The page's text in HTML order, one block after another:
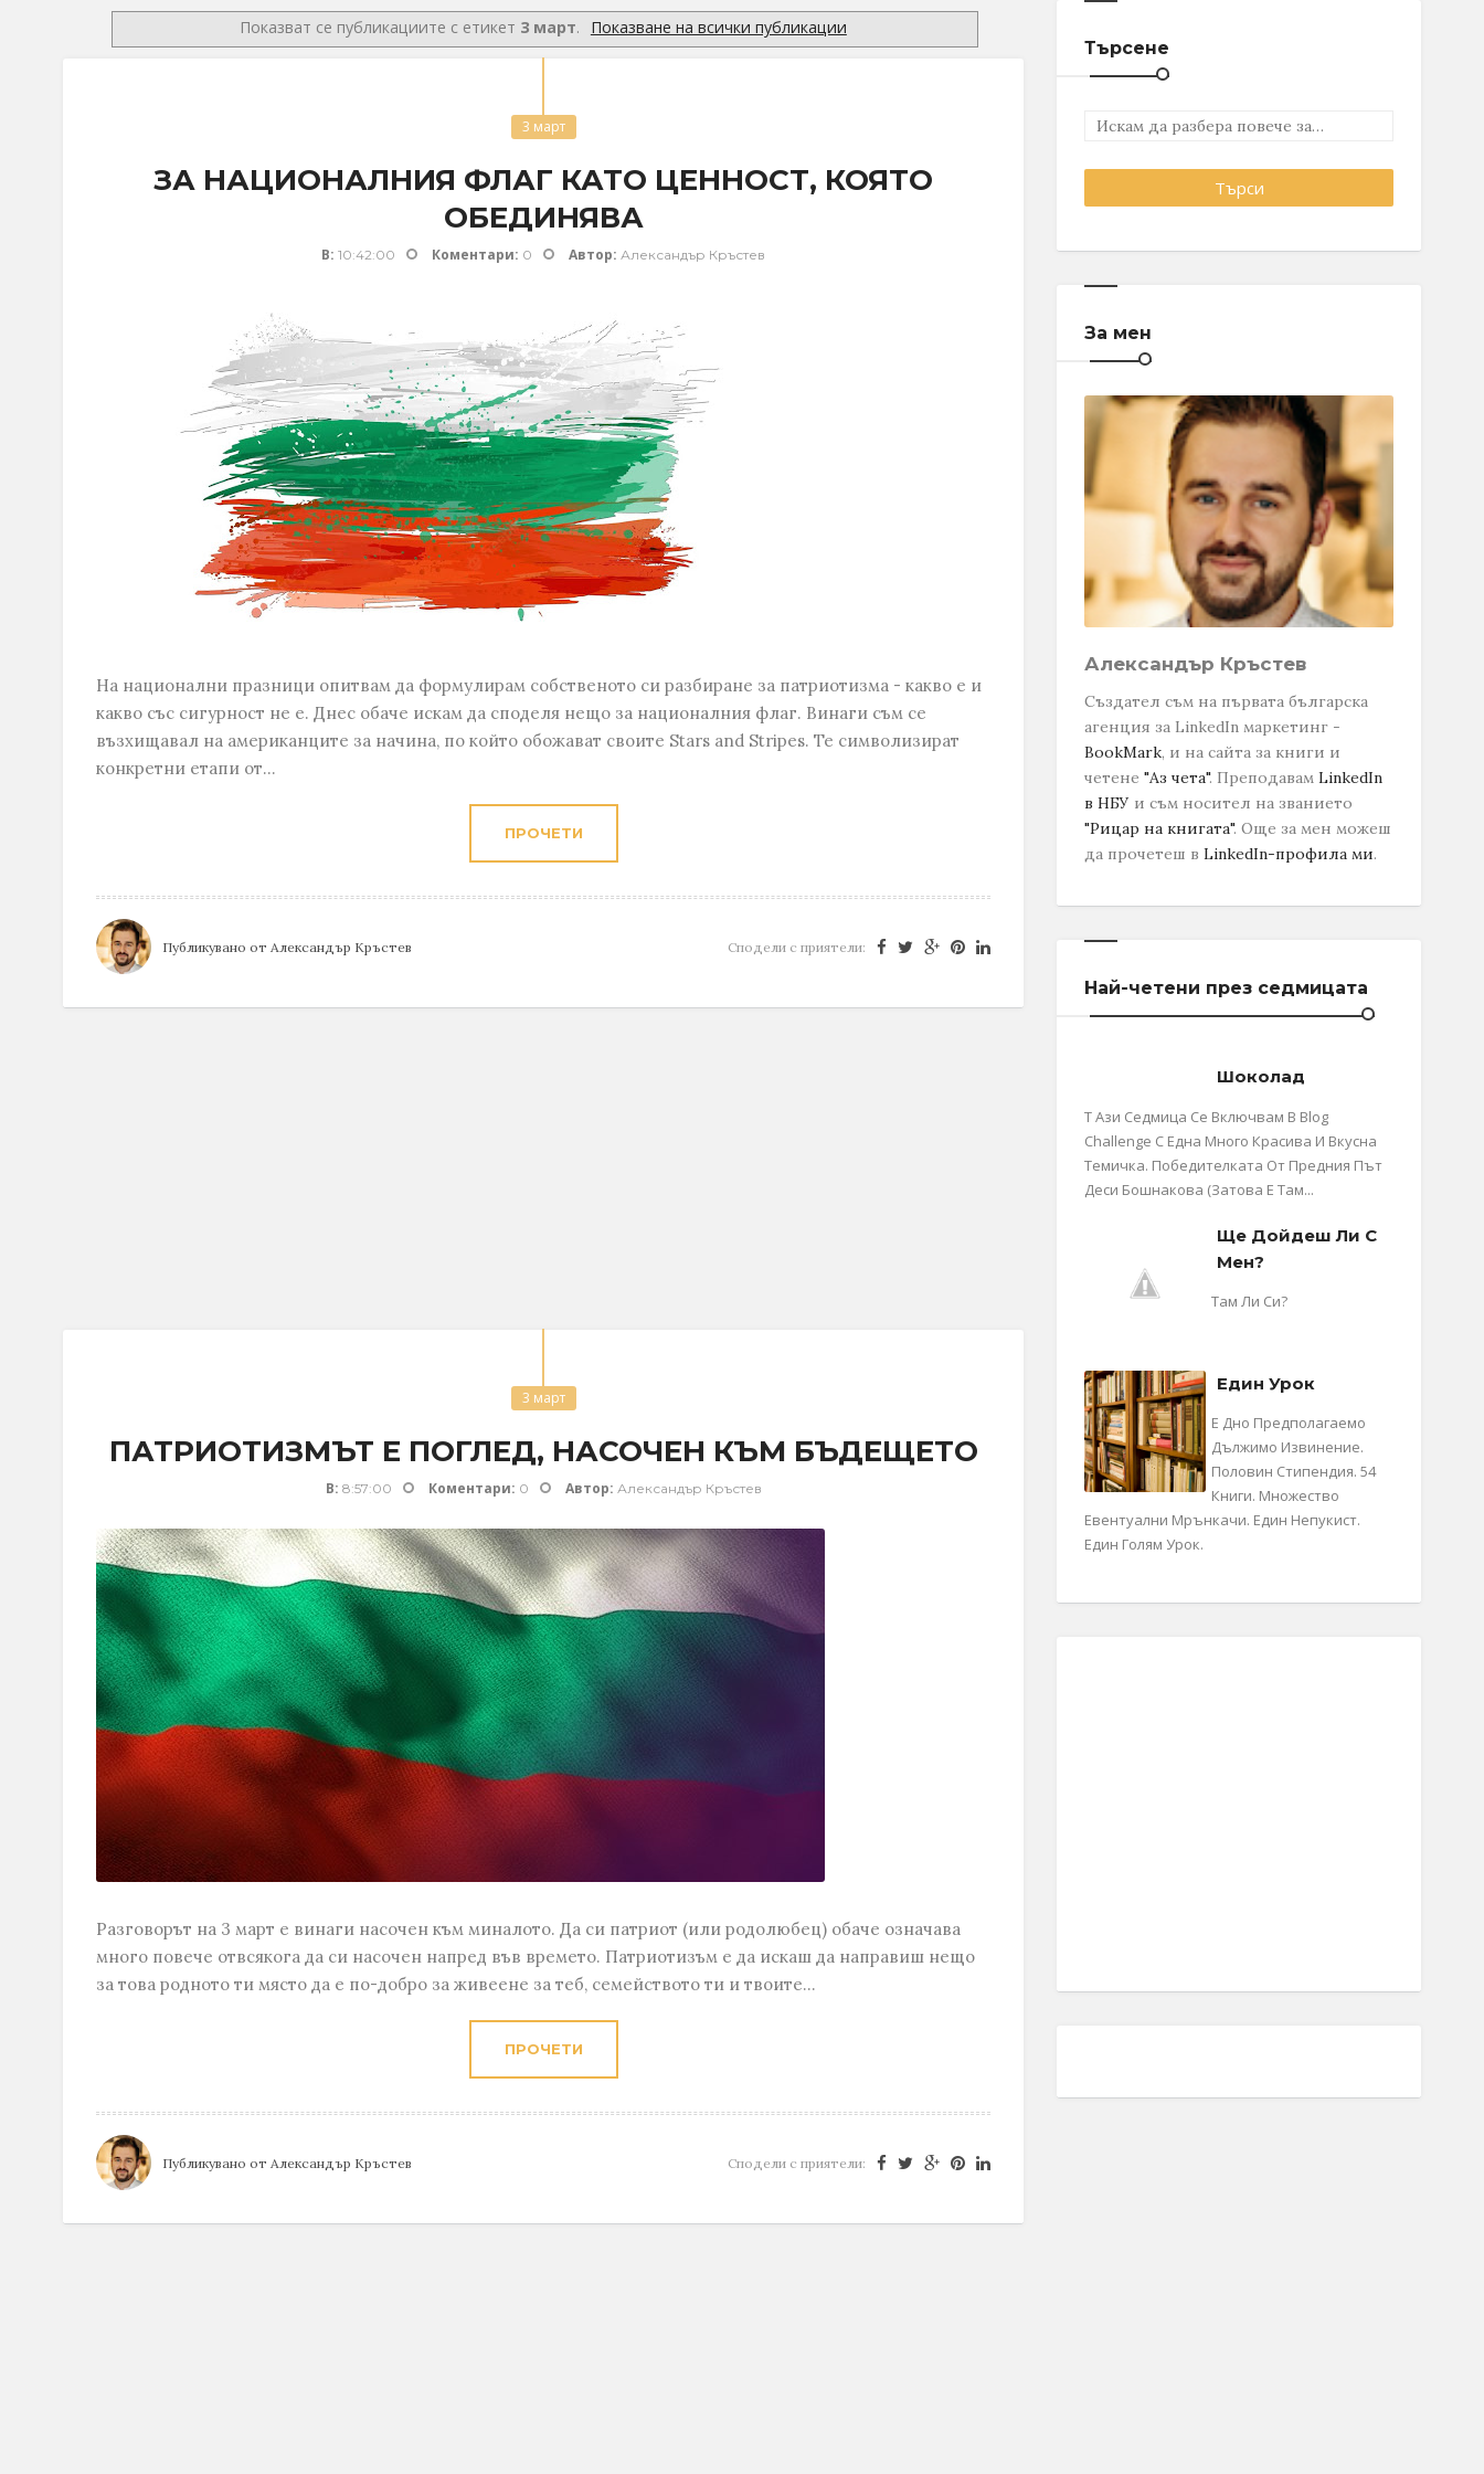
Показват се публикациите с етикет 3 март. Показване на всички публикации
3 март
ЗА НАЦИОНАЛНИЯ ФЛАГ КАТО ЦЕННОСТ, КОЯТО
ОБЕДИНЯВА
В: 10:42:00 Коментари: 0 Автор: Александър Кръстев
На национални празници опитвам да формулирам собственото си разбиране за патриотизма - какво е и
какво със сигурност не е. Днес обаче искам да споделя нещо за националния флаг. Винаги съм се
възхищавал на американците за начина, по който обожават своите Stars and Stripes. Те символизират
конкретни етапи от...
ПРОЧЕТИ
Публикувано от Александър Кръстев Сподели с приятели:
3 март
ПАТРИОТИЗМЪТ Е ПОГЛЕД, НАСОЧЕН КЪМ БЪДЕЩЕТО
В: 8:57:00 Коментари: 0 Автор: Александър Кръстев
Разговорът на 3 март е винаги насочен към миналото. Да си патриот (или родолюбец) обаче означава
много повече отвсякога да си насочен напред във времето. Патриотизъм е да искаш да направиш нещо
за това родното ти място да е по-добро за живеене за теб, семейството ти и твоите...
ПРОЧЕТИ
Публикувано от Александър Кръстев Сподели с приятели:
Търсене
За мен
Александър Кръстев
Създател съм на първата българска
агенция за LinkedIn маркетинг -
BookMark, и на сайта за книги и
четене "Аз чета". Преподавам LinkedIn
в НБУ и съм носител на званието
"Рицар на книгата". Още за мен можеш
да прочетеш в LinkedIn-профила ми.
Най-четени през седмицата
Шоколад
Т Ази Седмица Се Включвам В Blog
Challenge С Една Много Красива И Вкусна
Темичка. Победителката От Предния Път
Деси Бошнакова (затова Е Там...
Ще Дойдеш Ли С
Мен?
Там Ли Си?
Един Урок
Е Дно Предполагаемо
Дължимо Извинение.
Половин Стипендия. 54
Книги. Множество
Евентуални Мрънкачи. Един Непукист.
Един Голям Урок.